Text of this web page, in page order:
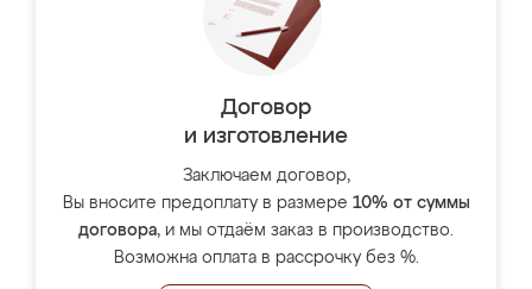
Договор
и изготовление
Заключаем договор,
Вы вносите предоплату в размере 10% от суммы
договора, и мы отдаём заказ в производство.
Возможна оплата в рассрочку без %.